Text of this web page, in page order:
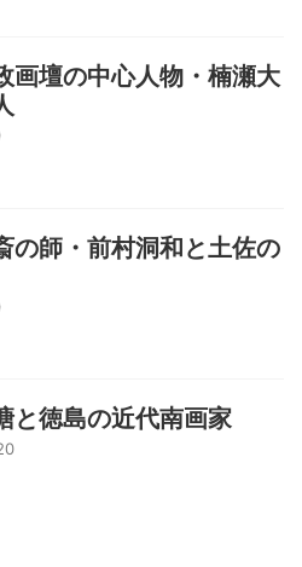
画壇の中心人物・楠瀬大
の師・前村洞和と土佐の
と徳島の近代南画家